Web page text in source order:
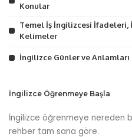
Konular
Temel İş İngilizcesi İfadeleri,
Kelimeler
İngilizce Günler ve Anlamları
İngilizce Öğrenmeye Başla
İngilizce öğrenmeye nereden
rehber tam sana göre.